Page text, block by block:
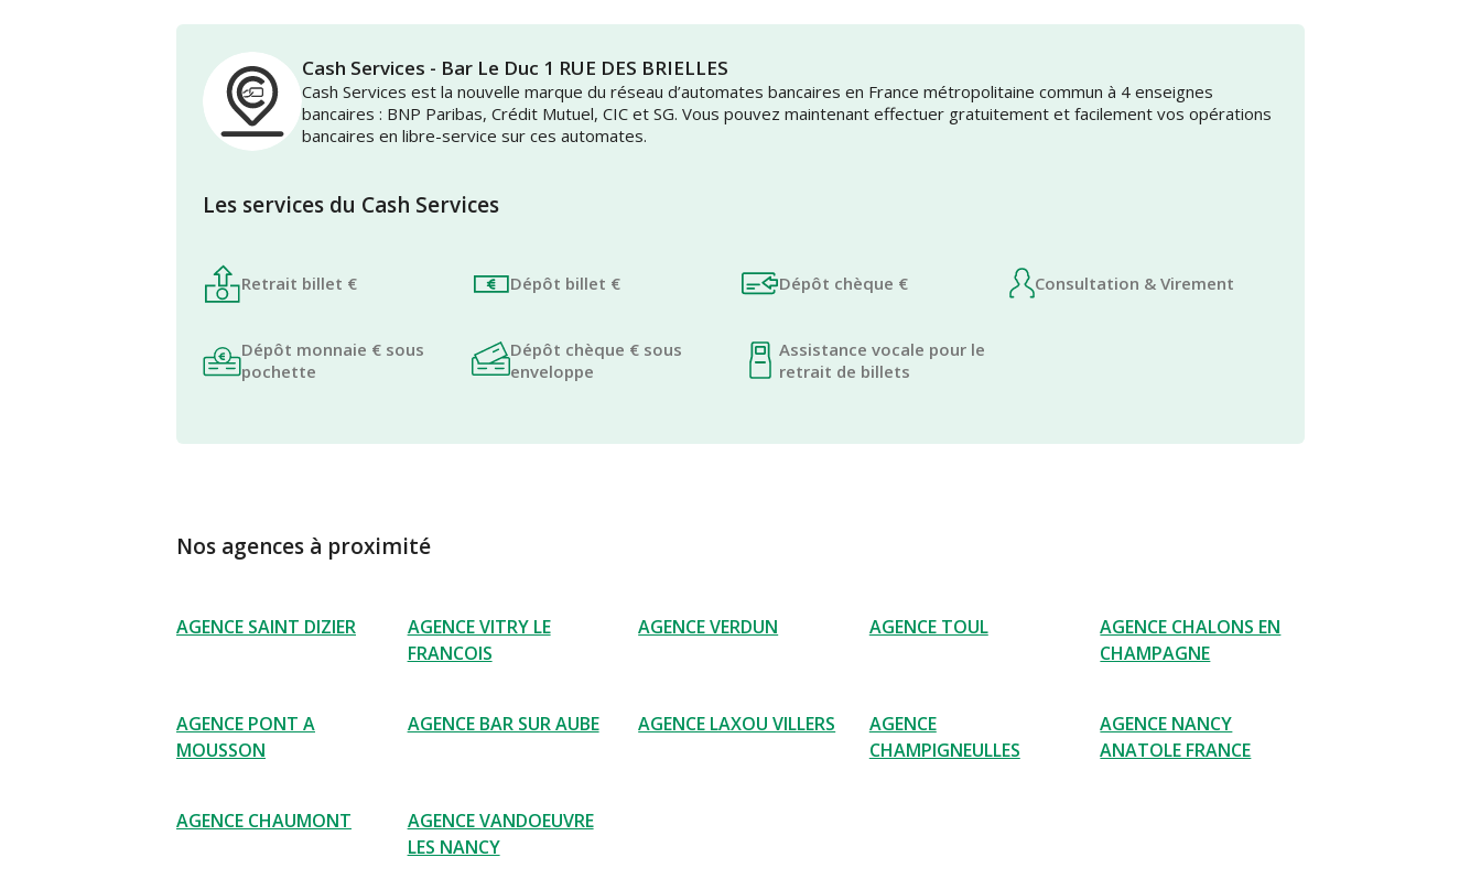
Cash Services - Bar Le Duc 1 RUE DES BRIELLES
Cash Services est la nouvelle marque du réseau d’automates bancaires en France métropolitaine commun à 4 enseignes
bancaires : BNP Paribas, Crédit Mutuel, CIC et SG. Vous pouvez maintenant effectuer gratuitement et facilement vos opérations
bancaires en libre-service sur ces automates.
Les services du Cash Services
Retrait billet € Dépôt billet € Dépôt chèque € Consultation & Virement
Dépôt monnaie € sous
pochette
Dépôt chèque € sous
enveloppe
Assistance vocale pour le
retrait de billets
Nos agences à proximité
AGENCE SAINT DIZIER
AGENCE VITRY LE
FRANCOIS
AGENCE VERDUN AGENCE TOUL
AGENCE CHALONS EN
CHAMPAGNE
AGENCE PONT A
MOUSSON
AGENCE BAR SUR AUBE AGENCE LAXOU VILLERS
AGENCE
CHAMPIGNEULLES
AGENCE NANCY
ANATOLE FRANCE
AGENCE CHAUMONT
AGENCE VANDOEUVRE
LES NANCY